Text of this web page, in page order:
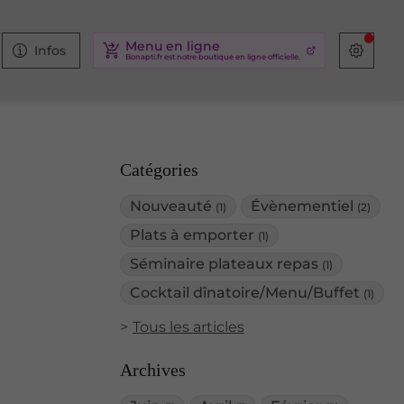
Infos Menu en ligne
Catégories
Nouveauté (1) Évènementiel (2)
Plats à emporter (1)
Séminaire plateaux repas (1)
Cocktail dînatoire/Menu/Buffet (1)
Tous les articles
Archives